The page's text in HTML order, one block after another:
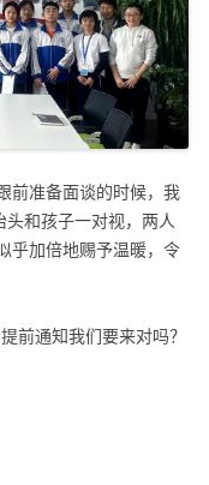
前准备面谈的时候，我
头和孩子一对视，两人
乎加倍地赐予温暖，令
前通知我们要来对吗？